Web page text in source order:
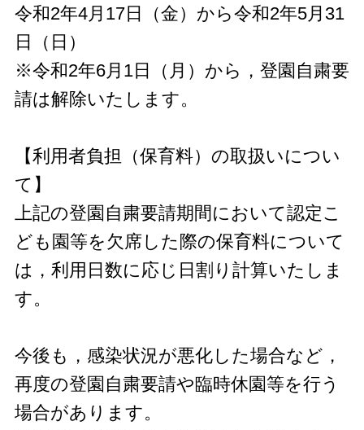
令和2年4月17日（金）から令和2年5月31
日（日）
※令和2年6月1日（月）から，登園自粛要
請は解除いたします。
【利用者負担（保育料）の取扱いについ
て】
上記の登園自粛要請期間において認定こ
ども園等を欠席した際の保育料について
は，利用日数に応じ日割り計算いたしま
す。
今後も，感染状況が悪化した場合など，
再度の登園自粛要請や臨時休園等を行う
場合があります。